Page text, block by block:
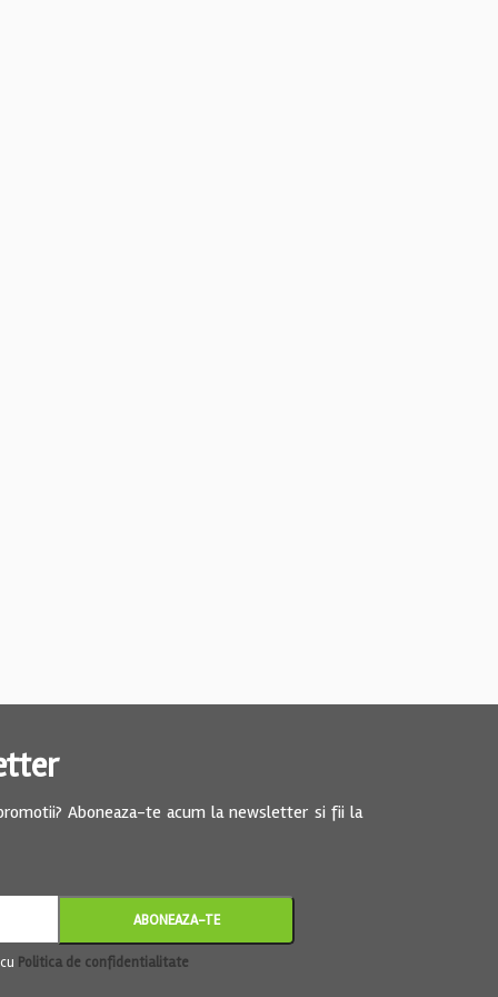
Aboneaza-te acum la newsletter si fii la
Politica de confidentialitate